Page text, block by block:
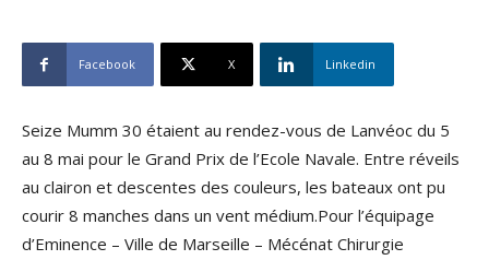
Facebook X Linkedin
Seize Mumm 30 étaient au rendez-vous de Lanvéoc du 5
au 8 mai pour le Grand Prix de l’Ecole Navale. Entre réveils
au clairon et descentes des couleurs, les bateaux ont pu
courir 8 manches dans un vent médium.Pour l’équipage
d’Eminence – Ville de Marseille – Mécénat Chirurgie